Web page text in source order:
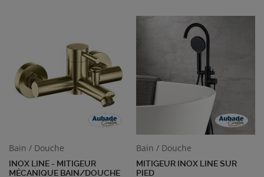
Bain / Douche
INOX LINE - MITIGEUR
MÉCANIQUE BAIN/DOUCHE
Bain / Douche
MITIGEUR INOX LINE SUR
PIED